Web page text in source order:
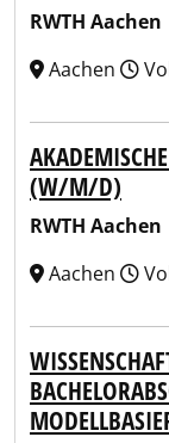
RWTH Aachen
Aachen
(W/M/D)
RWTH Aachen
Aachen